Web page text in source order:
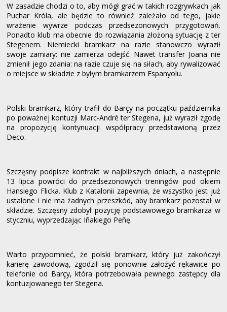
W zasadzie chodzi o to, aby mógł grać w takich rozgrywkach jak
Puchar Króla, ale będzie to również zależało od tego, jakie
wrażenie wywrze podczas przedsezonowych przygotowań.
Ponadto klub ma obecnie do rozwiązania złożoną sytuację z ter
Stegenem. Niemiecki bramkarz na razie stanowczo wyraził
swoje zamiary: nie zamierza odejść. Nawet transfer Joana nie
zmienił jego zdania: na razie czuje się na siłach, aby rywalizować
o miejsce w składzie z byłym bramkarzem Espanyolu.
Polski bramkarz, który trafił do Barçy na początku października
po poważnej kontuzji Marc-André ter Stegena, już wyraził zgodę
na propozycję kontynuacji współpracy przedstawioną przez
Deco.
Szczęsny podpisze kontrakt w najbliższych dniach, a następnie
13 lipca powróci do przedsezonowych treningów pod okiem
Hansiego Flicka. Klub z Katalonii zapewnia, że wszystko jest już
ustalone i nie ma żadnych przeszkód, aby bramkarz pozostał w
składzie. Szczęsny zdobył pozycję podstawowego bramkarza w
styczniu, wyprzedzając Iñakiego Peñę.
Warto przypomnieć, że polski bramkarz, który już zakończył
karierę zawodową, zgodził się ponownie założyć rękawice po
telefonie od Barçy, która potrzebowała pewnego zastępcy dla
kontuzjowanego ter Stegena.